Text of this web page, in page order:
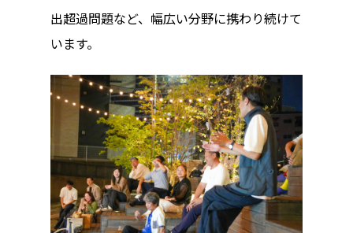
出超過問題など、幅広い分野に携わり続けて
います。
アート／文化／音楽
コミュニティ／まちづ
ビジネス／起業／経営
医療／健康／福祉
教育／哲学
アクセス
About Hyper Engawa
E:info@hyper-
F: